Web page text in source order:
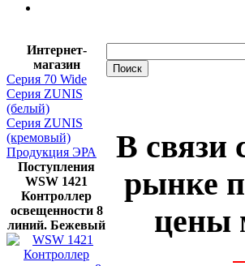
Интернет-
магазин
Серия 70 Wide
Серия ZUNIS
(белый)
Серия ZUNIS
(кремовый)
Продукция ЭРА
Поступления
WSW 1421
Контроллер
освещенности 8
линий. Бежевый
В связи
рынке
цены